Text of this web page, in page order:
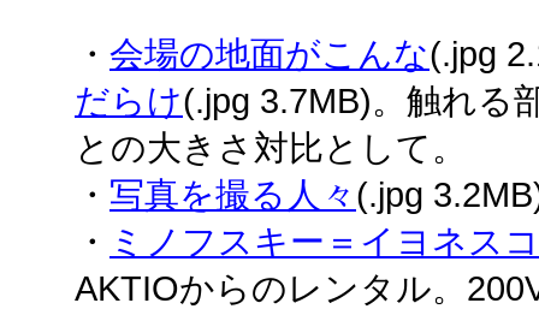
・ 会場の地面がこんな(.jpg
だらけ(.jpg 3.7MB)。触れる
との大きさ対比として。
・ 写真を撮る人々 (.jpg
・ ミノフスキー＝イヨネス
AKTIOからのレンタル。